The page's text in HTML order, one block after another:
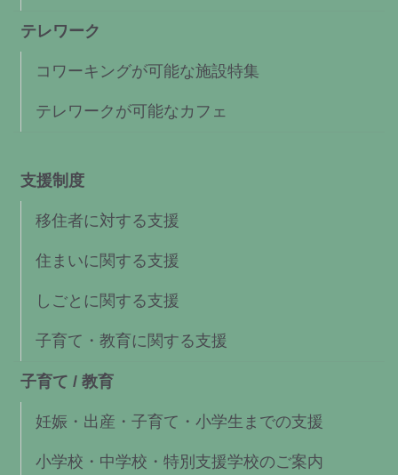
テレワーク
コワーキングが可能な施設特集
テレワークが可能なカフェ
支援制度
移住者に対する支援
住まいに関する支援
しごとに関する支援
子育て・教育に関する支援
子育て / 教育
妊娠・出産・子育て・小学生までの支援
小学校・中学校・特別支援学校のご案内